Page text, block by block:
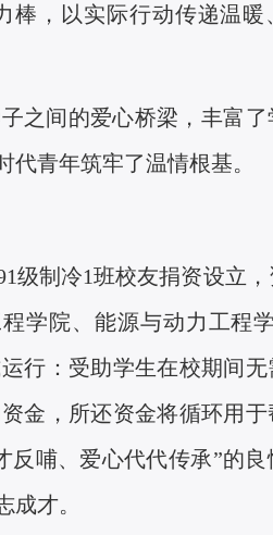
棒，以实际行动传递温暖
之间的爱心桥梁，丰富了
青年筑牢了温情根基。
级制冷1班校友捐资设立
学院、能源与动力工程
行：受助学生在校期间无
金，所还资金将循环用
哺、爱心代代传承”的良
才。